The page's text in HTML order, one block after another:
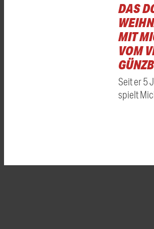
DAS
MIT
VOM
Seit er 5
spielt